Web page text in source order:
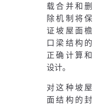
载合并和删
除机制将保
证坡屋面檐
口梁结构的
正确计算和
设计。
对这种坡屋
面结构的封